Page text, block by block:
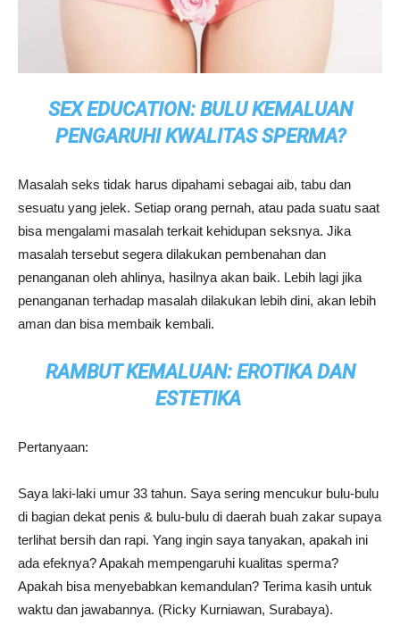
SEX EDUCATION: BULU KEMALUAN
PENGARUHI KWALITAS SPERMA?
Masalah seks tidak harus dipahami sebagai aib, tabu dan
sesuatu yang jelek. Setiap orang pernah, atau pada suatu saat
bisa mengalami masalah terkait kehidupan seksnya. Jika
masalah tersebut segera dilakukan pembenahan dan
penanganan oleh ahlinya, hasilnya akan baik. Lebih lagi jika
penanganan terhadap masalah dilakukan lebih dini, akan lebih
aman dan bisa membaik kembali.
RAMBUT KEMALUAN: EROTIKA DAN
ESTETIKA
Pertanyaan:
Saya laki-laki umur 33 tahun. Saya sering mencukur bulu-bulu
di bagian dekat penis & bulu-bulu di daerah buah zakar supaya
terlihat bersih dan rapi. Yang ingin saya tanyakan, apakah ini
ada efeknya? Apakah mempengaruhi kualitas sperma?
Apakah bisa menyebabkan kemandulan? Terima kasih untuk
waktu dan jawabannya. (Ricky Kurniawan, Surabaya).